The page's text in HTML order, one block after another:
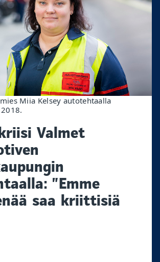
Miia Kelsey autotehtaalla
Valmet
”Emme
saa kriittisiä